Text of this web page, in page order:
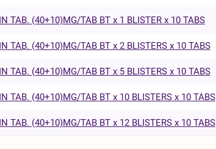
TAB. (40+10)MG/TAB BT x 1 BLISTER x 10 TABS
TAB. (40+10)MG/TAB BT x 2 BLISTERS x 10 TABS
TAB. (40+10)MG/TAB BT x 5 BLISTERS x 10 TABS
TAB. (40+10)MG/TAB BT x 10 BLISTERS x 10 TABS
TAB. (40+10)MG/TAB BT x 12 BLISTERS x 10 TABS